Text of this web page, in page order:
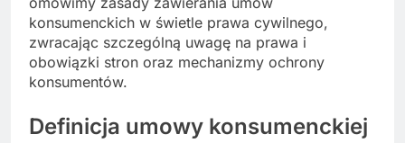
konsumenckich w świetle prawa cywilnego,
zwracając szczególną uwagę na prawa i
obowiązki stron oraz mechanizmy ochrony
konsumentów.
Definicja umowy konsumenckiej